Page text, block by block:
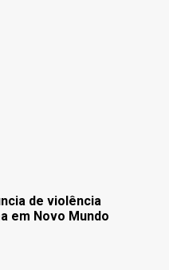
de violência
em Novo Mundo